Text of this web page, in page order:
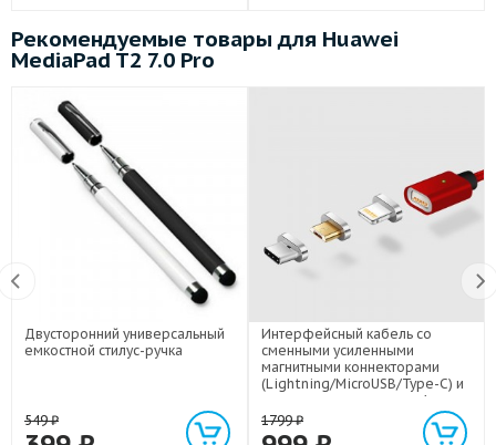
Рекомендуемые товары для Huawei
MediaPad T2 7.0 Pro
Двусторонний универсальный
емкостной стилус-ручка
549₽
Интерфейсный кабель со
сменными усиленными
магнитными коннекторами
(Lightning/MicroUSB/Type-C) и
световым индикатором 1м
1799₽